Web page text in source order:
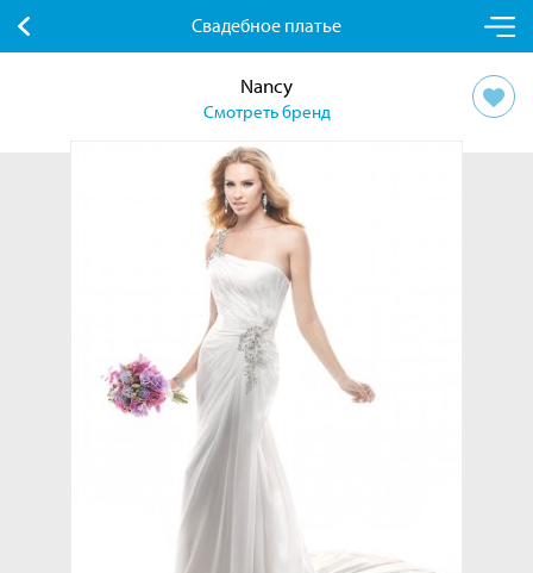
Свадебное платье
Nancy
Смотреть бренд